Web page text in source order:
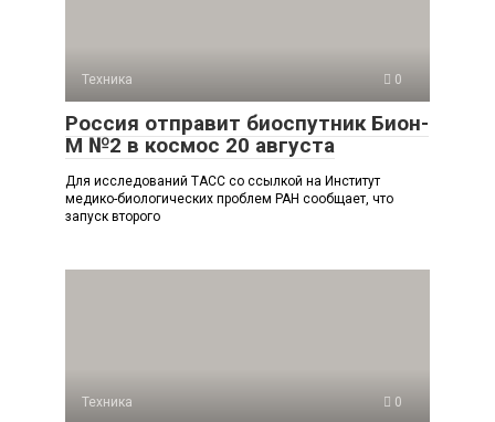
Техника 0
Россия отправит биоспутник Бион-
М №2 в космос 20 августа
Для исследований ТАСС со ссылкой на Институт
медико-биологических проблем РАН сообщает, что
запуск второго
Техника 0